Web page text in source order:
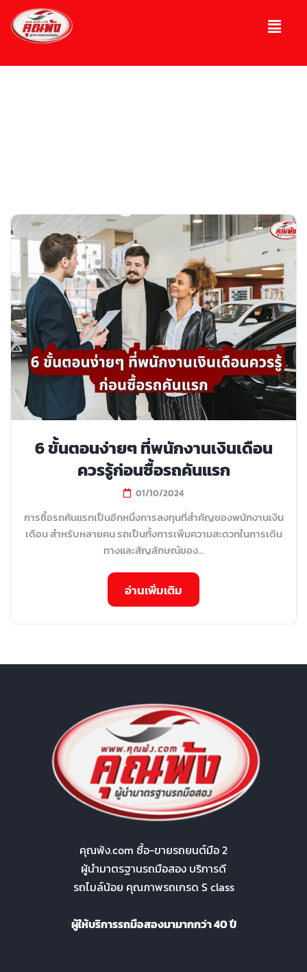
6 ขั้นตอนง่ายๆ ที่พนักงานเงินเดือน
ควรรู้ก่อนซื้อรถคันแรก
01/10/2024
การซื้อรถคันแรกเป็นอีกหนึ่งการลงทุนที่สำคัญของพนักงานเงิน
เดือน สำหรับหลายคน รถเป็นทั้งการเพิ่มความสะดวกในการเดิน
ทางและสัญลักษณ์ของ...
อ่านเพิ่มเติม
คุณพ้ง.com ซื้อ-ขายรถยนต์มือ 2
ผู้นำมาตรฐานรถมือสอง บริการดี
รถไมล์น้อย คุณภาพรถเกรด S class
ผู้ให้บริการรถมือสองมามากกว่า 40 ปี